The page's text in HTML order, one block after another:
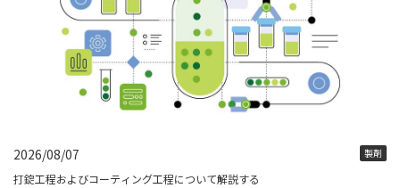
2026/08/07 製剤
打錠工程およびコーティング工程について解説する